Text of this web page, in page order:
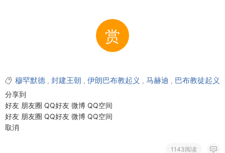
赏
穆罕默德 , 封建王朝 , 伊朗巴布教起义 , 马赫迪 , 巴布教徒起义
分享到
好友 朋友圈 QQ好友 微博 QQ空间
好友 朋友圈 QQ好友 微博 QQ空间
取消
1143阅读